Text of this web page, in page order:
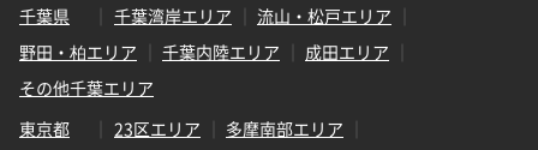
千葉県
千葉湾岸エリア
流山・松戸エリア
野田・柏エリア
千葉内陸エリア
成田エリア
その他千葉エリア
東京都
23区エリア
多摩南部エリア